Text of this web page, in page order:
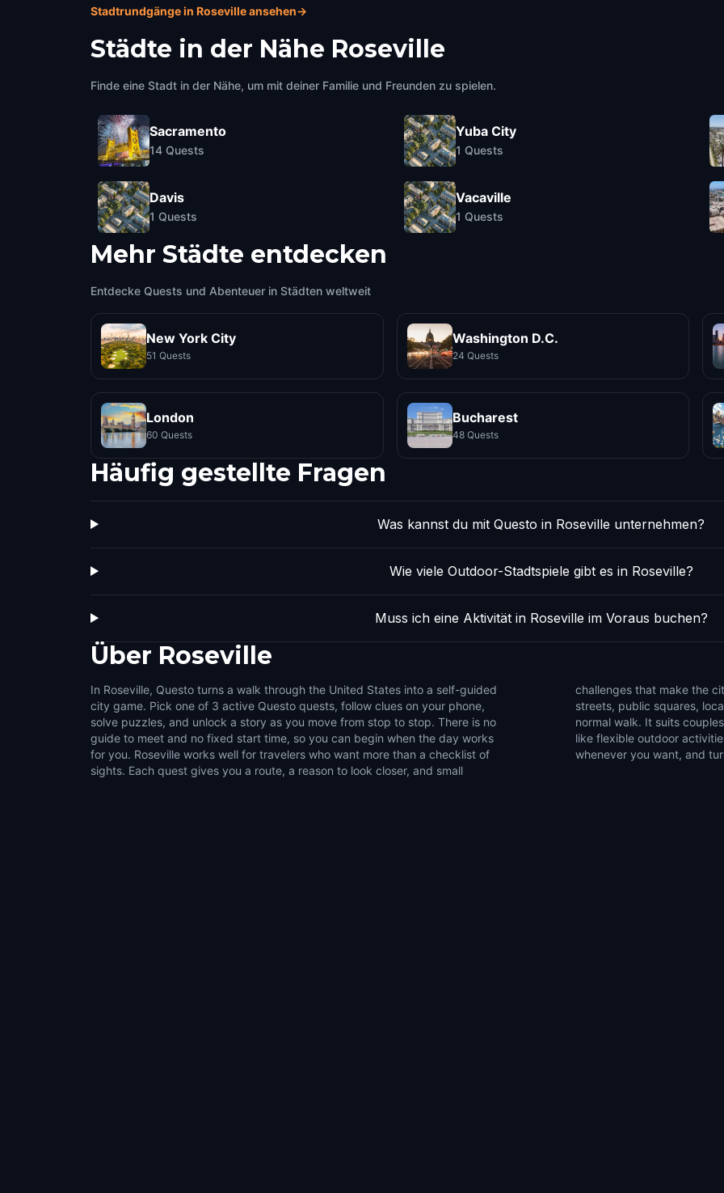
Stadtrundgänge in Roseville ansehen→
Städte in der Nähe Roseville
Finde eine Stadt in der Nähe, um mit deiner Familie und Freunden zu spielen.
Sacramento
14 Quests
Davis
1 Quests
Yuba City
1 Quests
Vacaville
1 Quests
Mehr Städte entdecken
Entdecke Quests und Abenteuer in Städten weltweit
New York City
51 Quests
Washington D.C.
24 Quests
London
60 Quests
Bucharest
48 Quests
Häufig gestellte Fragen
Was kannst du mit Questo in Roseville unternehmen?
Wie viele Outdoor-Stadtspiele gibt es in Roseville?
Muss ich eine Aktivität in Roseville im Voraus buchen?
Über Roseville
In Roseville, Questo turns a walk through the United States into a self-guided
city game. Pick one of 3 active Questo quests, follow clues on your phone,
solve puzzles, and unlock a story as you move from stop to stop. There is no
guide to meet and no fixed start time, so you can begin when the day works
for you. Roseville works well for travelers who want more than a checklist of
sights. Each quest gives you a route, a reason to look closer, and small
challenges that make the city feel interactive. Use the game to notice side
streets, public squares, local stories, and the details that are easy to miss on a
normal walk. It suits couples, families, groups of friends, and solo explorers who
like flexible outdoor activities. Choose a compact set of walking games, pause
whenever you want, and